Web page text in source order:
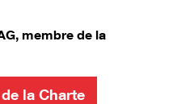
Daniel